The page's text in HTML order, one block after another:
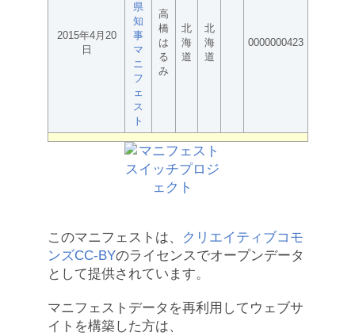
2015年4月20
日
県
知
事
マ
ニ
フ
ェ
ス
ト
高
橋
は
る
み
北
海
道
北
海
道
0000000423
このマニフェストは、
クリエイティブコモ
ンズCC-BYのライセンスでオープンデータ
として提供されています。
マニフェストデータを再利用してウェブサ
イトを構築した方は、